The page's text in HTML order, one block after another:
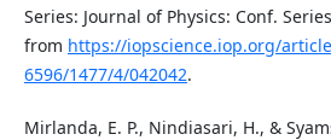
Series: Journal of Physics: Conf.
from https://iopscience.iop.org/
6596/1477/4/042042.
Mirlanda, E. P., Nindiasari, H., &